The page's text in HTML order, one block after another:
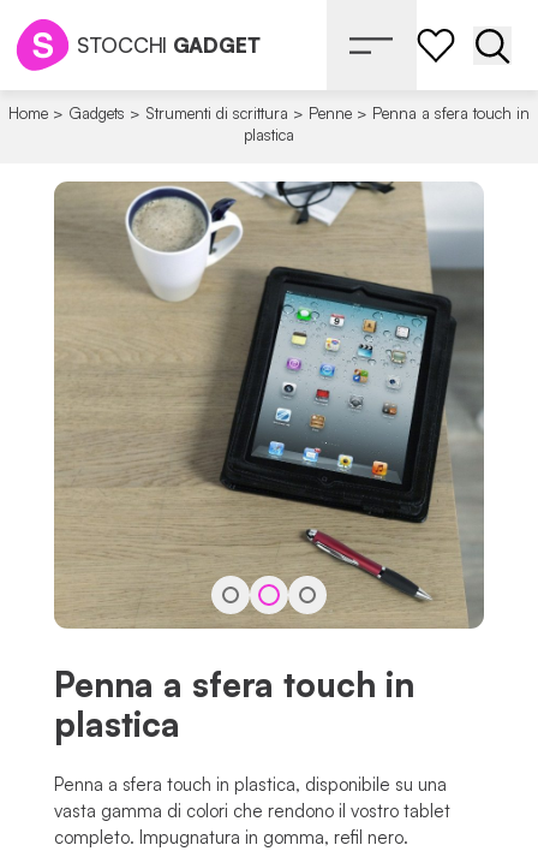
STOCCHI GADGET
Home > Gadgets > Strumenti di scrittura > Penne > Penna a sfera touch in
plastica
Penna a sfera touch in
plastica
Penna a sfera touch in plastica, disponibile su una
vasta gamma di colori che rendono il vostro tablet
completo. Impugnatura in gomma, refil nero.